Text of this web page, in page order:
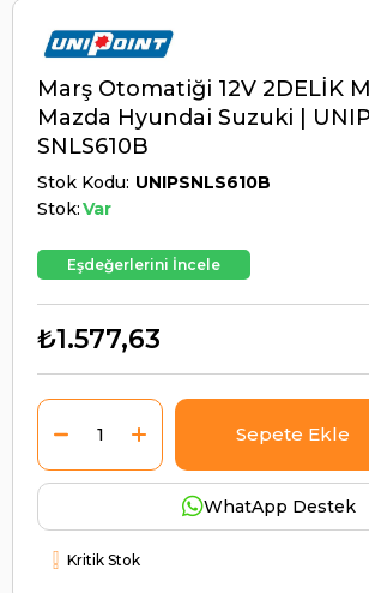
Marş Otomatiği 12V 2DELİK
Mazda Hyundai Suzuki |
SNLS610B
Stok Kodu UNIPSNLS610B
Stok:Var
Eşdeğerlerini İncele
₺1.577,63
WhatApp Destek
Kritik Stok